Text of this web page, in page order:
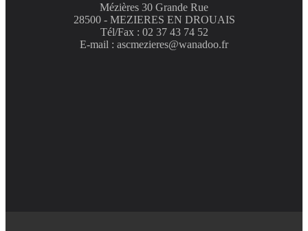
Mézières 30 Grande Rue
28500 - MEZIERES EN DROUAIS
Tél/Fax : 02 37 43 74 52
E-mail : ascmezieres@wanadoo.fr